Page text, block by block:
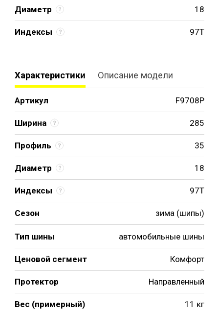
Диаметр 18
Индексы 97T
Характеристики Описание модели
Артикул F9708P
Ширина 285
Профиль 35
Диаметр 18
Индексы 97T
Сезон зима (шипы)
Тип шины автомобильные шины
Ценовой сегмент Комфорт
Протектор Направленный
Вес (примерный) 11 кг